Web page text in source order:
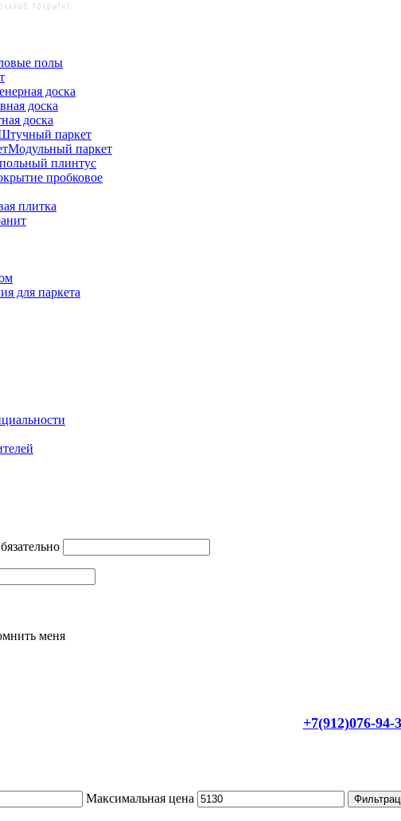
полы
доска
доска
доска
паркет
Модульный паркет
плинтус
пробковое
плитка
для паркета
меня
+7(912)076-94-
Максимальная цена